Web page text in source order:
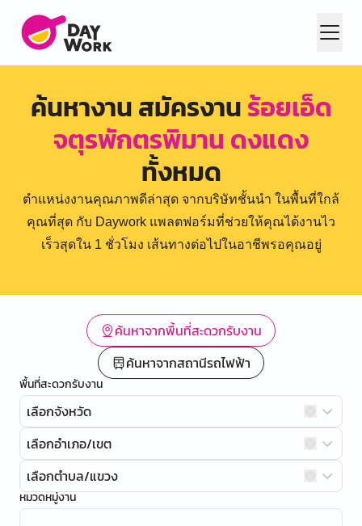
ค้นหางาน สมัครงานร้อยเอ็ด
จตุรพักตรพิมาน ดงแดง
ทั้งหมด
ตำแหน่งงานคุณภาพดีล่าสุด จากบริษัทชั้นนำ ในพื้นที่ใกล้
คุณที่สุด กับ Daywork แพลตฟอร์มที่ช่วยให้คุณได้งานไว
เร็วสุดใน 1 ชั่วโมง เส้นทางต่อไปในอาชีพรอคุณอยู่
ค้นหาจากพื้นที่สะดวกรับงาน
ค้นหาจากสถานีรถไฟฟ้า
พื้นที่สะดวกรับงาน
เลือกจังหวัด
เลือกอำเภอ/เขต
เลือกตำบล/แขวง
หมวดหมู่งาน